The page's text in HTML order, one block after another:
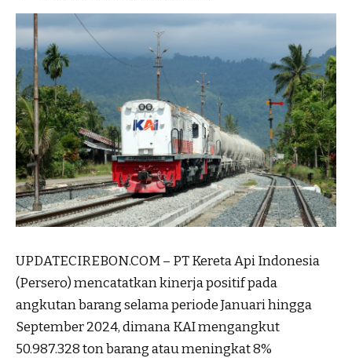
UPDATECIREBON.COM – PT Kereta Api Indonesia
(Persero) mencatatkan kinerja positif pada
angkutan barang selama periode Januari hingga
September 2024, dimana KAI mengangkut
50.987.328 ton barang atau meningkat 8%